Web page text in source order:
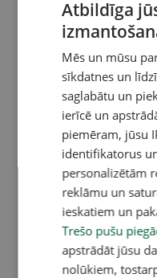
Atbildīga
Mēs un mūsu
sīkdatnes un
saglabātu un
ierīcē un
piemēram, jūsu
identifikatorus
personalizētām
reklāmu un
ieskatiem un
Trešo pušu
apstrādāt jūsu
nolūkiem,